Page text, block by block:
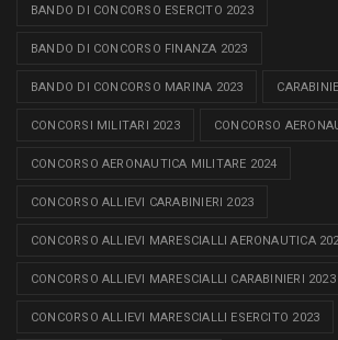
BANDO DI CONCORSO ESERCITO 2023
BANDO DI CONCORSO FINANZA 2023
BANDO DI CONCORSO MARINA 2023
CONCORSI MILITARI 2023 CONCORSO
CONCORSO AERONAUTICA MILITARE 2024
CONCORSO ALLIEVI CARABINIERI 2023
CONCORSO ALLIEVI MARESCIALLI AERONAUTICA
CONCORSO ALLIEVI MARESCIALLI CARABINIERI 2023
CONCORSO ALLIEVI MARESCIALLI ESERCITO 2023